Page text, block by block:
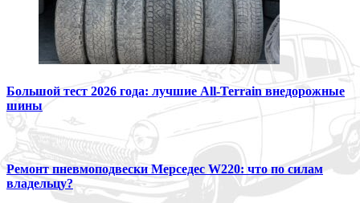
Большой тест 2026 года: лучшие All-Terrain внедорожные
шины
Ремонт пневмоподвески Мерседес W220: что по силам
владельцу?